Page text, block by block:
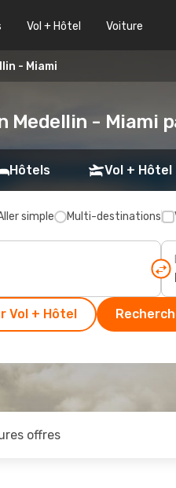
Vol + Hôtel Voiture
- Miami
Medellin - Miami
Hôtels Vol + Hôtel
simple Multi-destinations
Vol + Hôtel
offres